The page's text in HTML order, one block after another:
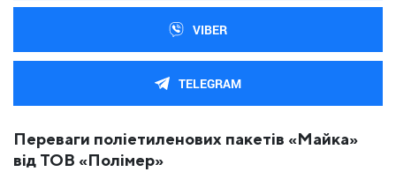
VIBER
TELEGRAM
Переваги поліетиленових пакетів «Майка»
від ТОВ «Полімер»